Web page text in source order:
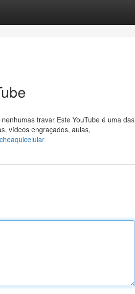
travar Este YouTube é uma das
vídeos engraçados, aulas,